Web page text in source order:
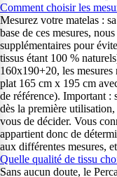
Comment choisir les
Mesurez votre matelas :
base de ces mesures,
supplémentaires pour
tissus étant 100 %
160x190+20, les
plat 165 cm x 195 cm
de référence). Important :
dès la première
vous de décider. Vous
appartient donc de
aux différentes mesures,
Quelle qualité de tissu
Sans aucun doute, le